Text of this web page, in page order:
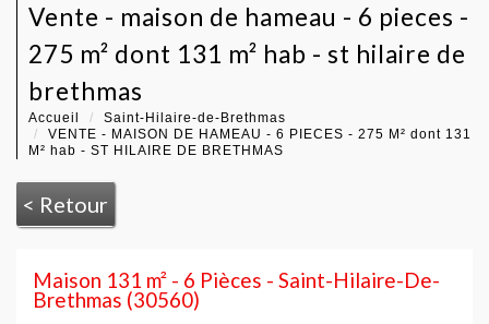
vente - maison de hameau - 6 pieces -
275 m² dont 131 m² hab - st hilaire de
brethmas
Accueil
Saint-Hilaire-de-Brethmas
VENTE - MAISON DE HAMEAU - 6 PIECES - 275 M² dont 131
M² hab - ST HILAIRE DE BRETHMAS
< Retour
Maison 131 m² - 6 Pièces - Saint-Hilaire-De-
Brethmas (30560)